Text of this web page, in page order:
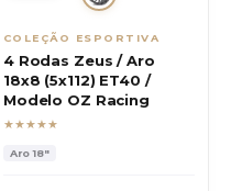
COLEÇÃO ESPORTIVA
4 Rodas Zeus / Aro
18x8 (5x112) ET40 /
Modelo OZ Racing
★★★★★
Aro18"